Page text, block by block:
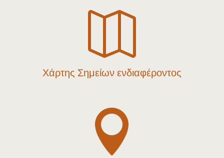

Χάρτης Σημείων ενδιαφέροντος
